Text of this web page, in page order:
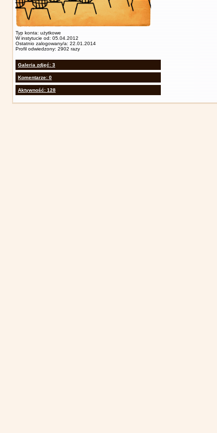
Typ konta: użytkowe
W instytucie od: 05.04.2012
Ostatnio zalogowany/a: 22.01.2014
Profil odwiedzony: 2902 razy
Galeria zdjęć: 3
Komentarze: 0
Aktywność: 128